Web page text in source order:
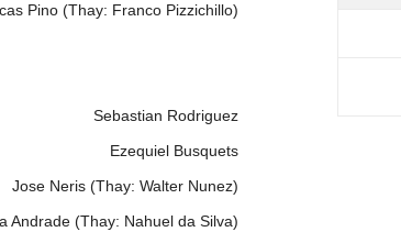
Pino (Thay: Franco Pizzichillo)
Sebastian Rodriguez
Ezequiel Busquets
Jose Neris (Thay: Walter Nunez)
Andrade (Thay: Nahuel da Silva)